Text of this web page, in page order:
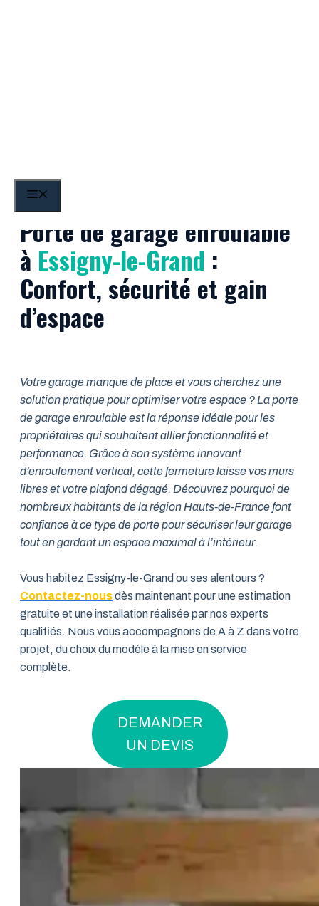
Porte de garage enroulable
à Essigny-le-Grand :
Confort, sécurité et gain
d’espace
Votre garage manque de place et vous cherchez une
solution pratique pour optimiser votre espace ? La porte
de garage enroulable est la réponse idéale pour les
propriétaires qui souhaitent allier fonctionnalité et
performance. Grâce à son système innovant
d’enroulement vertical, cette fermeture laisse vos murs
libres et votre plafond dégagé. Découvrez pourquoi de
nombreux habitants de la région Hauts-de-France font
confiance à ce type de porte pour sécuriser leur garage
tout en gardant un espace maximal à l’intérieur.
Vous habitez Essigny-le-Grand ou ses alentours ?
Contactez-nousdès maintenant pour une estimation
gratuite et une installation réalisée par nos experts
qualifiés. Nous vous accompagnons de A à Z dans votre
projet, du choix du modèle à la mise en service
complète.
DEMANDER
UN DEVIS